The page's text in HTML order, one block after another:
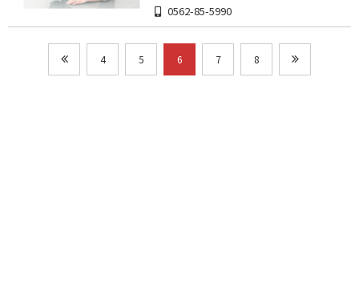
0562-85-5990
4 5 6 7 8